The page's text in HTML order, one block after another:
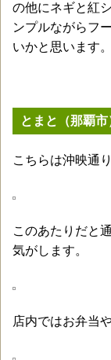
の他にネギと紅
ンプルながらフ
いかと思います。
とまと（那覇市
こちらは沖映通
このあたりだと
気がします。
店内ではお弁当